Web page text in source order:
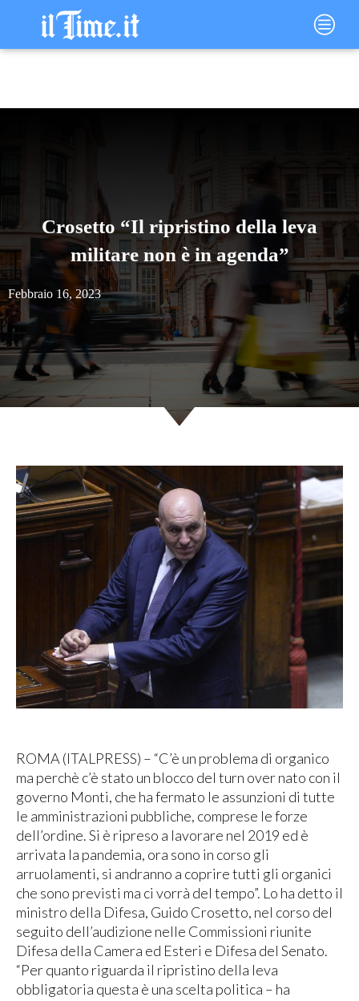
contenuto
Main
Menu
Crosetto “Il ripristino della leva
militare non è in agenda”
Febbraio 16, 2023
ROMA (ITALPRESS) – “C’è un problema di organico
ma perchè c’è stato un blocco del turn over nato con il
governo Monti, che ha fermato le assunzioni di tutte
le amministrazioni pubbliche, comprese le forze
dell’ordine. Si è ripreso a lavorare nel 2019 ed è
arrivata la pandemia, ora sono in corso gli
arruolamenti, si andranno a coprire tutti gli organici
che sono previsti ma ci vorrà del tempo”. Lo ha detto il
ministro della Difesa, Guido Crosetto, nel corso del
seguito dell’audizione nelle Commissioni riunite
Difesa della Camera ed Esteri e Difesa del Senato.
“Per quanto riguarda il ripristino della leva
obbligatoria questa è una scelta politica – ha